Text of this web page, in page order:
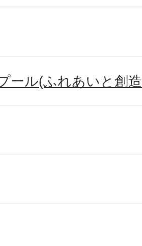
ール(ふれあいと創